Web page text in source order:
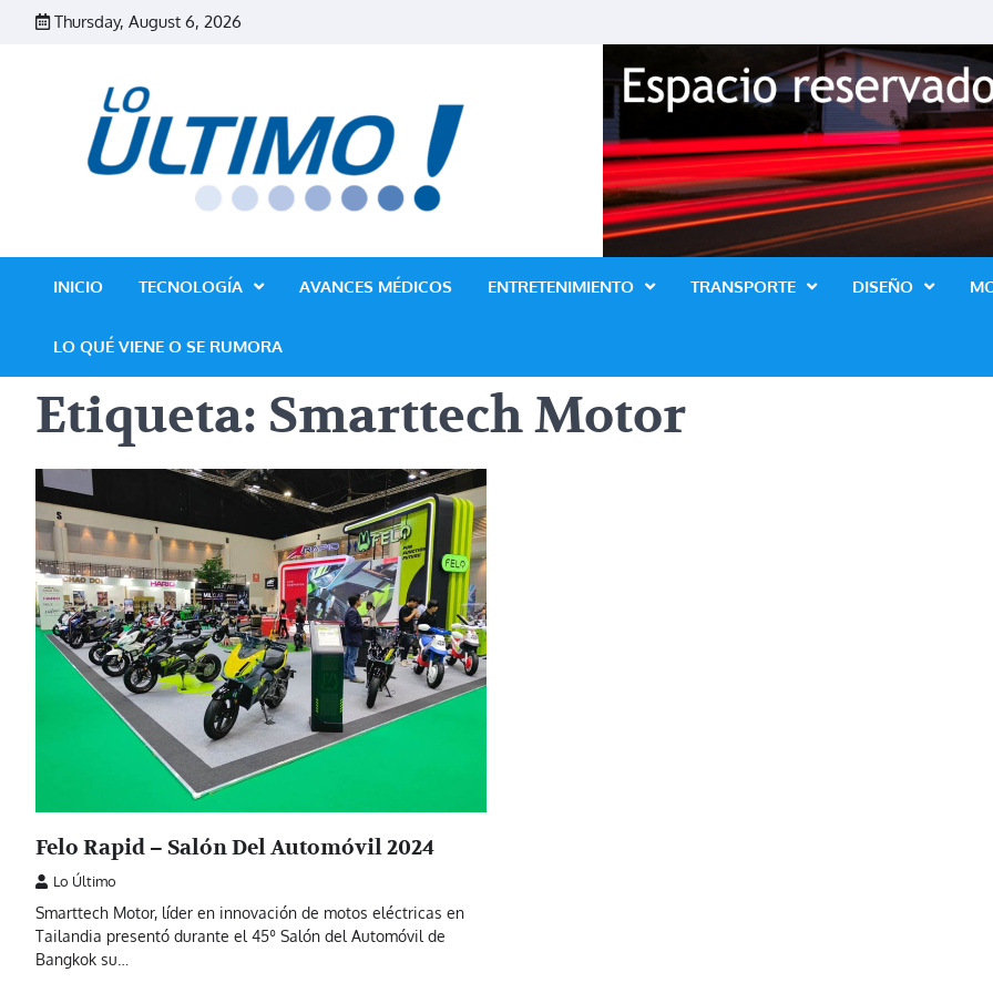
Thursday, August 6, 2026
Revista Lo Ultimo
INICIO TECNOLOGÍA AVANCES MÉDICOS ENTRETENIMIENTO TRANSPORTE DISEÑO
LO QUÉ VIENE O SE RUMORA
Etiqueta: Smarttech Motor
Felo Rapid – Salón Del Automóvil 2024
Lo Último
Smarttech Motor, líder en innovación de motos eléctricas en
Tailandia presentó durante el 45º Salón del Automóvil de
Bangkok su…